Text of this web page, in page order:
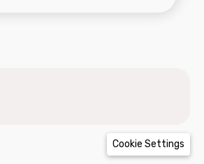
Cookie Settings